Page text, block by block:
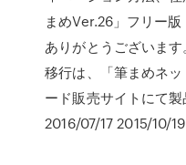
まめVer.26」フリー
ありがとうございま
移行は、「筆まめネ
ード販売サイトにて
2016/07/17 2015/10/19